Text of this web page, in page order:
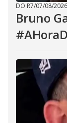
DO R7/07/08/2026
Bruno